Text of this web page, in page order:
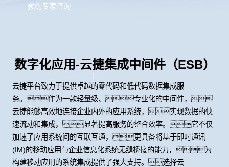
预约专家咨询
数字化应用-云捷集成中间件（ESB）
云捷平台致力于提供卓越的零代码和低代码数据集成服
务。作为一款轻量级、专业化的中间件，
云捷能够高效地连接企业内外的应用系统，实现数据的快
速流动和集成，显著提高服务的整合效率。它不仅
加速了应用系统间的互联互通，更具备将基于即时通讯
(IM)的移动应用与企业信息化系统无缝桥接的能力，为
构建移动应用的系统集成提供了强大支持。选择云